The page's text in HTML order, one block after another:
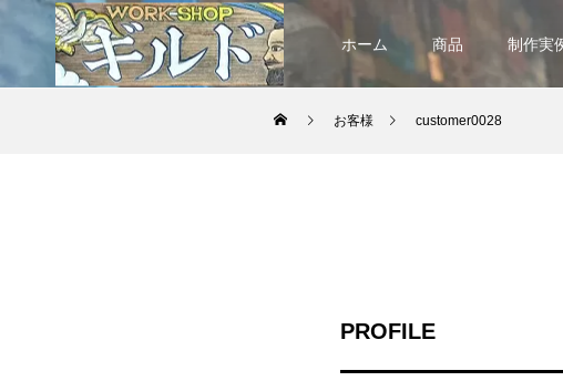
ホーム 商品 制作実
お客様 customer0028
PROFILE